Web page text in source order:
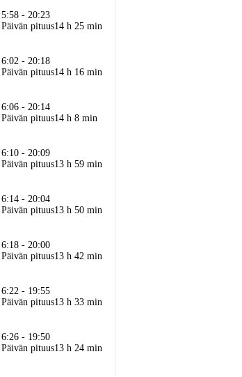
5:58 - 20:23
Päivän pituus14 h 25 min
6:02 - 20:18
Päivän pituus14 h 16 min
6:06 - 20:14
Päivän pituus14 h 8 min
6:10 - 20:09
Päivän pituus13 h 59 min
6:14 - 20:04
Päivän pituus13 h 50 min
6:18 - 20:00
Päivän pituus13 h 42 min
6:22 - 19:55
Päivän pituus13 h 33 min
6:26 - 19:50
Päivän pituus13 h 24 min